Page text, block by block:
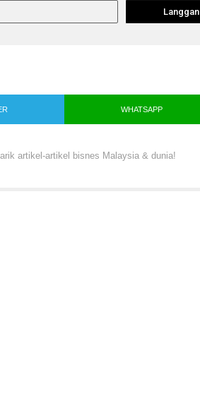
Langgan
WHATSAPP
artikel-artikel bisnes Malaysia & dunia!